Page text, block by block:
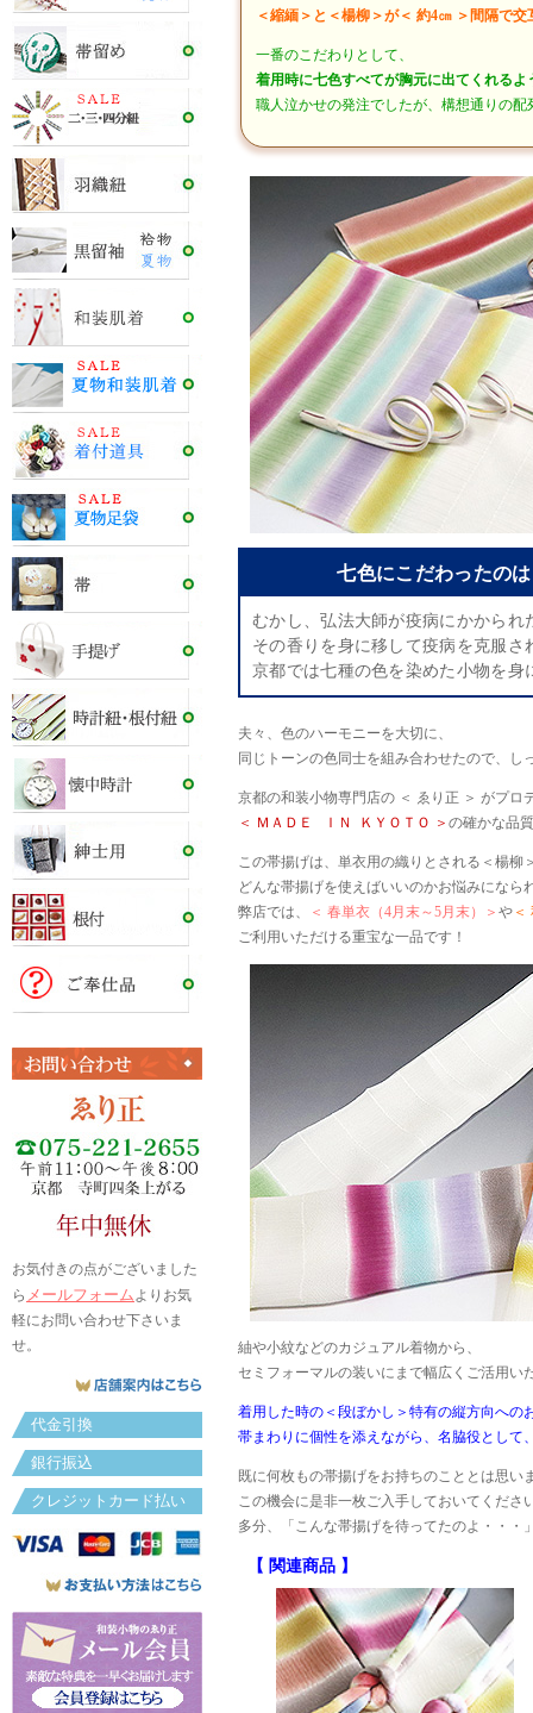
お気付きの点がございました
ら メールフォームよりお気
軽にお問い合わせ下さいま
せ。
代金引換
銀行振込
クレジットカード払い
＜縮緬＞と＜楊柳＞が＜ 約4㎝ ＞間隔で
一番のこだわりとして、
着用時に七色すべてが胸元に出てくれる
職人泣かせの発注でしたが、構想通りの
七色にこだわったの
むかし、弘法大師が疫病にかから
その香りを身に移して疫病を克服さ
京都では七種の色を染めた小物を
夫々、色のハーモニーを大切に、
同じトーンの色同士を組み合わせたので、
京都の和装小物専門店の ＜ ゑり正 ＞ がプロ
＜ ＭＡＤＥ ＩＮ ＫＹＯＴＯ ＞ の確かな品
この帯揚げは、単衣用の織りとされる＜楊
どんな帯揚げを使えばいいのかお悩みになら
弊店では、
＜ 春単衣（4月末～5月末）＞ や ＜
ご利用いただける重宝な一品です！
紬や小紋などのカジュアル着物から、
セミフォーマルの装いにまで幅広くご活用い
着用した時の＜段ぼかし＞特有の縦方向への
帯まわりに個性を添えながら、名脇役として
既に何枚もの帯揚げをお持ちのこととは思い
この機会に是非一枚ご入手しておいてくださ
多分、「こんな帯揚げを待ってたのよ・・
【 関連商品 】